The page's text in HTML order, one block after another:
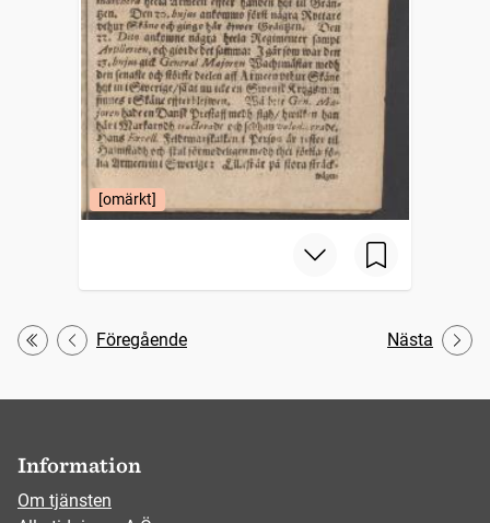
[omärkt]
Första
Föregående Nästa
Information
Om tjänsten